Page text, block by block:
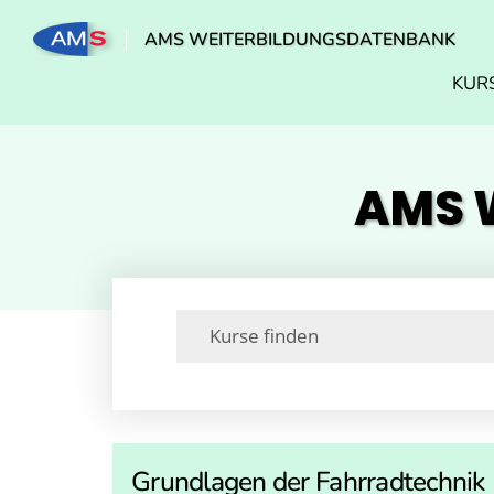
AMS WEITERBILDUNGSDATENBANK
AMS
Grundlagen der Fahrradtechnik